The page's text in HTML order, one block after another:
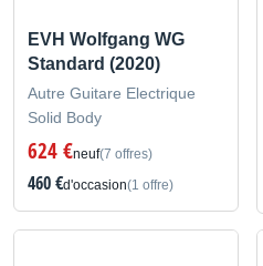
EVH Wolfgang WG
Standard (2020)
Autre Guitare Electrique
Solid Body
624 €neuf(7 offres)
460 €d'occasion(1 offre)